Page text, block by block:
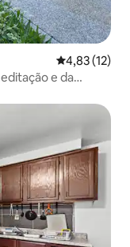
4,83 de uma
4,83 (12)
e da